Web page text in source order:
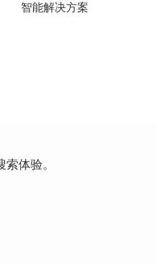
智能解决方案
体验。